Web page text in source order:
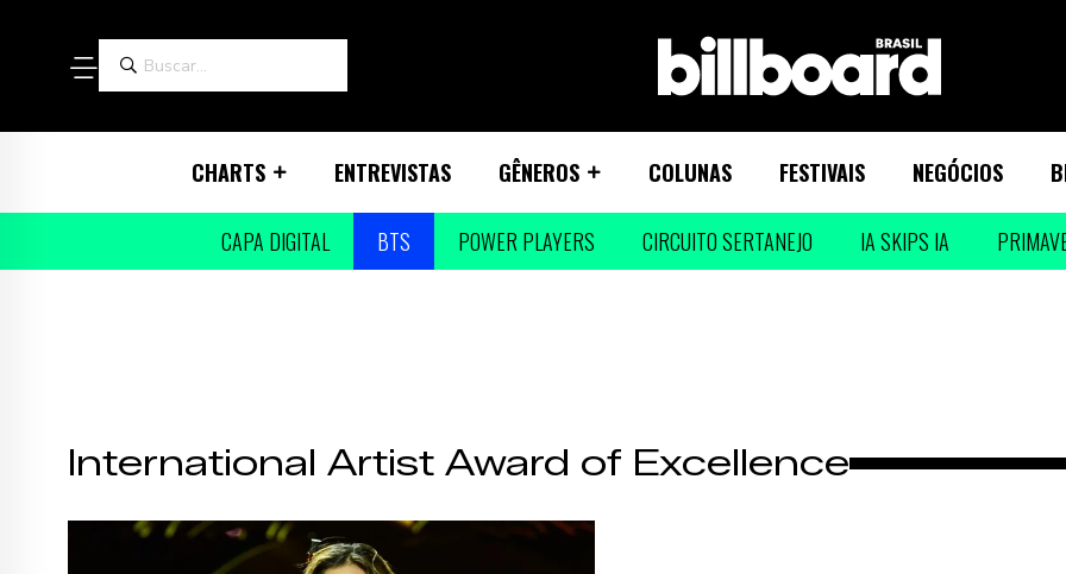
CHARTS ENTREVISTAS GÊNEROS COLUNAS FESTIVAIS NEGÓCIOS
CAPA DIGITAL BTS POWER PLAYERS CIRCUITO SERTANEJO IA SKIPS IA
International Artist Award of Excellence